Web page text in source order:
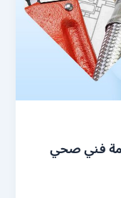
66817766 خدمة فني صحي